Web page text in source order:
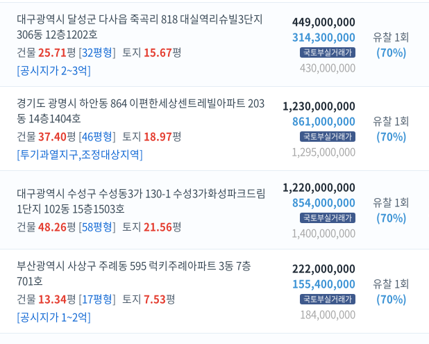
대구광역시 달성군 다사읍 죽곡리 818 대실역리슈빌3단지
306동 12층1202호
건물25.71평 [32평형] 토지 15.67평
[공시지가 2~3억]
449,000,000
314,300,000
국토부실거래가
430,000,000
유찰 1회
(70%)
경기도 광명시 하안동 864 이편한세상센트레빌아파트 203
동 14층1404호
건물37.40평 [46평형] 토지 18.97평
[투기과열지구,조정대상지역]
1,230,000,000
861,000,000
국토부실거래가
1,295,000,000
유찰 1회
(70%)
대구광역시 수성구 수성동3가 130-1 수성3가화성파크드림
1단지 102동 15층1503호
건물48.26평 [58평형] 토지 21.56평
1,220,000,000
854,000,000
국토부실거래가
1,400,000,000
유찰 1회
(70%)
부산광역시 사상구 주례동 595 럭키주례아파트 3동 7층
701호
건물 13.34평 [17평형] 토지 7.53평
[공시지가 1~2억]
222,000,000
155,400,000
국토부실거래가
184,000,000
유찰 1회
(70%)